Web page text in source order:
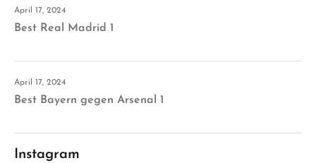
April 17, 2024
Best Real Madrid 1
April 17, 2024
Best Bayern gegen Arsenal 1
Instagram